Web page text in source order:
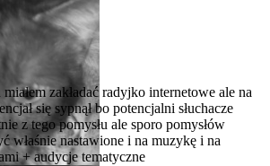
zakładać radyjko internetowe ale na
się sypnął bo potencjalni słuchacze
z tego pomysłu ale sporo pomysłów
właśnie nastawione i na muzykę i na
+ audycje tematyczne